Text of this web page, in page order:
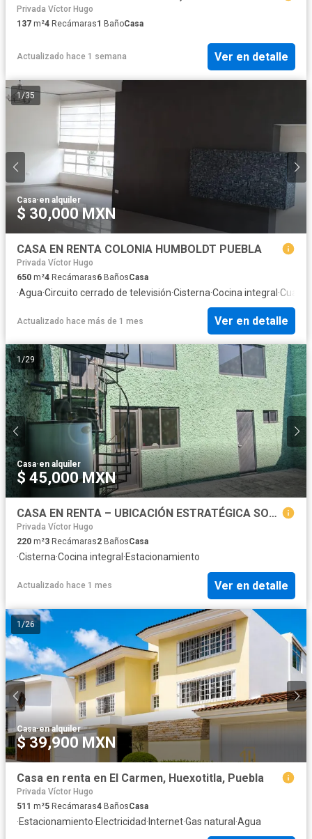
Privada Víctor Hugo
137 m²4 Recámaras1 BañoCasa
Actualizado hace 1 semana Ver en detalle
1/35
Casa·en alquiler
$ 30,000 MXN
CASA EN RENTA COLONIA HUMBOLDT PUEBLA
Privada Víctor Hugo
650 m²4 Recámaras6 BañosCasa
·Agua·Circuito cerrado de televisión·Cisterna·Cocina integral ·Cuarto
Actualizado hace más de 1 mes Ver en detalle
1 /29
Casa·en alquiler
$ 45,000 MXN
CASA EN RENTA – UBICACIÓN ESTRATÉGICA SOBRE 16 DE SEPTIEMBRE Col Gabriel Pastor 2da Seccion Antes de Boulevard 5 de Mayo.
Privada Víctor Hugo
220 m²3 Recámaras2 BañosCasa
·Cisterna·Cocina integral ·Estacionamiento
Actualizado hace 1 mes Ver en detalle
1 /26
Casa·en alquiler
$ 39,900 MXN
Casa en renta en El Carmen, Huexotitla, Puebla
Privada Víctor Hugo
511 m²5 Recámaras4 BañosCasa
·Estacionamiento·Electricidad· Internet·Gas natural ·Agua